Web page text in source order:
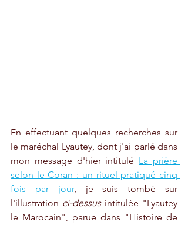
En effectuant quelques recherches sur
le maréchal Lyautey, dont j'ai parlé dans
mon message d'hier intitulé La prière
selon le Coran : un rituel pratiqué cinq
fois par jour, je suis tombé sur
l'illustration ci-dessus intitulée "Lyautey
le Marocain", parue dans "Histoire de